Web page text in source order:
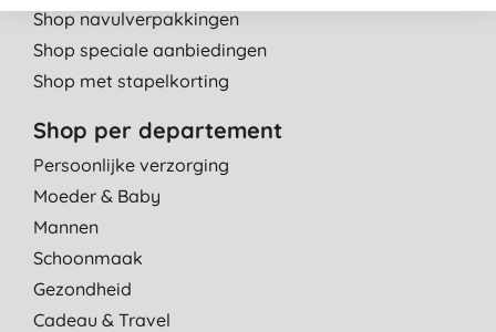
Shop navulverpakkingen
Shop speciale aanbiedingen
Shop met stapelkorting
Shop per departement
Persoonlijke verzorging
Moeder & Baby
Mannen
Schoonmaak
Gezondheid
Cadeau & Travel